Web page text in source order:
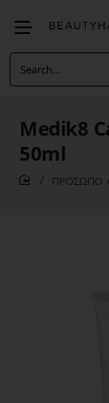
Search...
Medik8
50ml
ΠΡΟΣΩΠΟ